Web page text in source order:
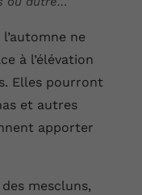
ne
à l’élévation
Elles pourront
et autres
apporter
mescluns,